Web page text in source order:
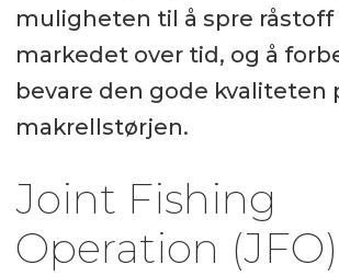
muligheten til å spre råstoff
markedet over tid, og å
bevare den gode kvaliteten
makrellstørjen.
Joint Fishing
Operation (JFO)